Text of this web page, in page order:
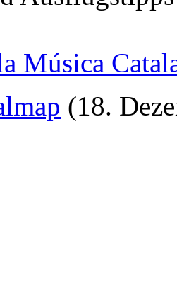
Música
(18.